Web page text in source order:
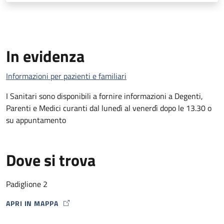
In evidenza
Informazioni per pazienti e familiari
I Sanitari sono disponibili a fornire informazioni a Degenti,
Parenti e Medici curanti dal lunedì al venerdì dopo le 13.30 o
su appuntamento
Dove si trova
Padiglione 2
APRI IN MAPPA
MAP ICON